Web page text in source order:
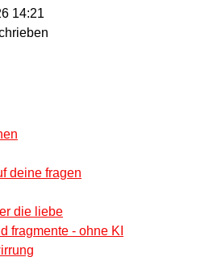
14:21
deine fragen
die liebe
fragmente - ohne KI